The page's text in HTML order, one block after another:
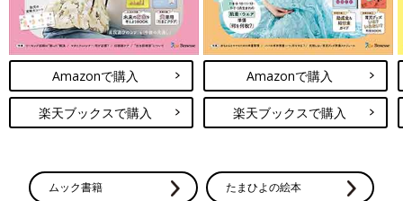
Amazonで購入
楽天ブックスで購入
Amazonで購入
楽天ブックスで購入
ムック書籍 たまひよの絵本